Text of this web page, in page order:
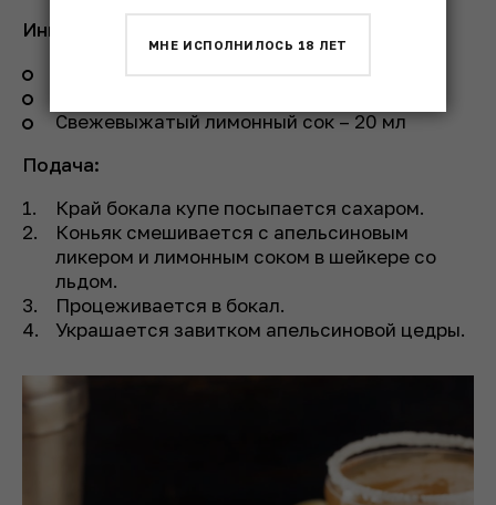
Ингредиенты:
Коньяк – 50 мл
Свежевыжатый лимонный сок – 20 мл
Подача:
Край бокала купе посыпается сахаром.
Коньяк смешивается с апельсиновым
ликером и лимонным соком в шейкере со
льдом.
Процеживается в бокал.
Украшается завитком апельсиновой цедры.
МНЕ ИСПОЛНИЛОСЬ 18 ЛЕТ